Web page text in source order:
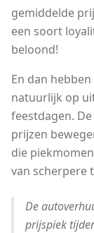
gemiddelde
een soort
beloond!
En dan
natuurlijk op
feestdagen.
prijzen
die
van scherpere
De
prijspiek